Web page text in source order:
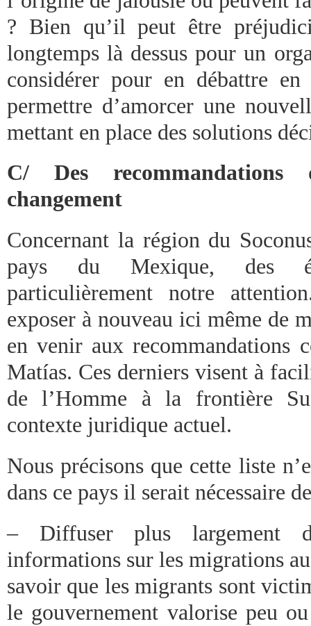
? Bien qu’il peut être
longtemps là dessus pour un
considérer pour en débattre
permettre d’amorcer une
mettant en place des solutions
C/ Des recommandations
changement
Concernant la région du
pays du Mexique, des
particulièrement notre
exposer à nouveau ici même de
en venir aux recommandations
Matías. Ces derniers visent à
de l’Homme à la frontière
contexte juridique actuel.
Nous précisons que cette liste
dans ce pays il serait nécessaire
– Diffuser plus largement
informations sur les migrations
savoir que les migrants sont
le gouvernement valorise peu